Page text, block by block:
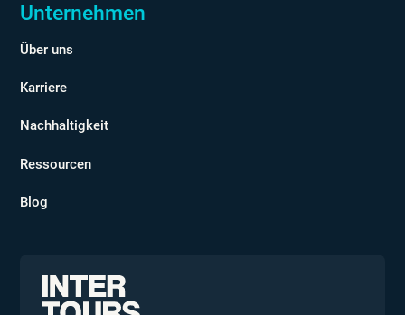
Unternehmen
Über uns
Karriere
Nachhaltigkeit
Ressourcen
Blog